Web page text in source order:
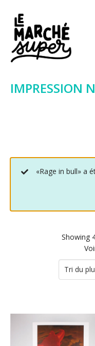
IMPRESSION
«Rage in bull» a
Showing